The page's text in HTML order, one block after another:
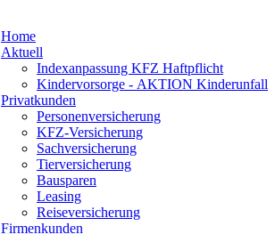
Home
Aktuell
Indexanpassung KFZ Haftpflicht
Kindervorsorge - AKTION Kinderunfall
Privatkunden
Personenversicherung
KFZ-Versicherung
Sachversicherung
Tierversicherung
Bausparen
Leasing
Reiseversicherung
Firmenkunden